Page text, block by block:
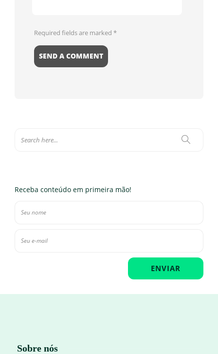
Required fields are marked *
Receba conteúdo em primeira mão!
Sobre nós